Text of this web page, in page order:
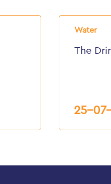
Water
The
Drinking
The
25-